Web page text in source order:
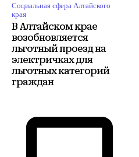
Социальная сфера Алтайского
края
В Алтайском крае
возобновляется
льготный проезд на
электричках для
льготных категорий
граждан